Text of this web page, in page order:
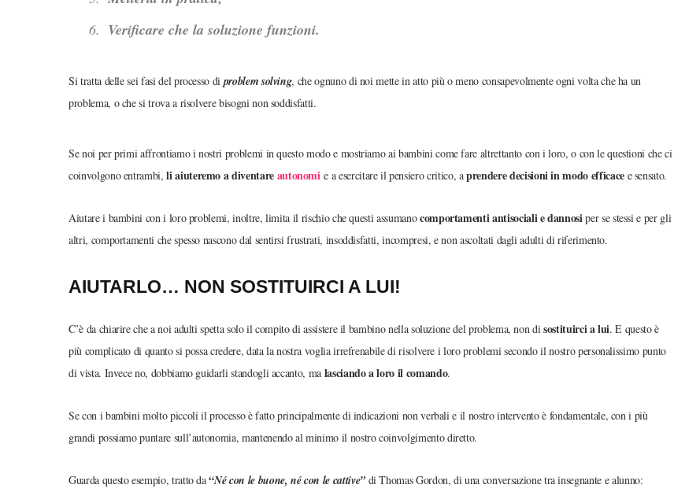
Verificare che la soluzione funzioni.
Si tratta delle sei fasi del processo diproblem solving, che ognuno di noi mette in atto più o meno consapevolmente ogni volta che ha un
problema, o che si trova a risolvere bisogni non soddisfatti.
Se noi per primi affrontiamo i nostri problemi in questo modo e mostriamo ai bambini come fare altrettanto con i loro, o con le questioni che ci
coinvolgono entrambi,li aiuteremo a diventareautonomie a esercitare il pensiero critico, aprendere decisioni in modo efficacee sensato.
Aiutare i bambini con i loro problemi, inoltre, limita il rischio che questi assumanocomportamenti antisociali e dannosiper se stessi e per gli
altri, comportamenti che spesso nascono dal sentirsi frustrati, insoddisfatti, incompresi, e non ascoltati dagli adulti di riferimento.
AIUTARLO… NON SOSTITUIRCI A LUI!
C’è da chiarire che a noi adulti spetta solo il compito di assistere il bambino nella soluzione del problema, non disostituirci a lui. E questo è
più complicato di quanto si possa credere, data la nostra voglia irrefrenabile di risolvere i loro problemi secondo il nostro personalissimo punto
di vista. Invece no, dobbiamo guidarli standogli accanto, ma lasciando a loro il comando.
Se con i bambini molto piccoli il processo è fatto principalmente di indicazioni non verbali e il nostro intervento è fondamentale, con i più
grandi possiamo puntare sull’autonomia, mantenendo al minimo il nostro coinvolgimento diretto.
Guarda questo esempio, tratto da“Né con le buone, né con le cattive” di Thomas Gordon, di una conversazione tra insegnante e alunno: